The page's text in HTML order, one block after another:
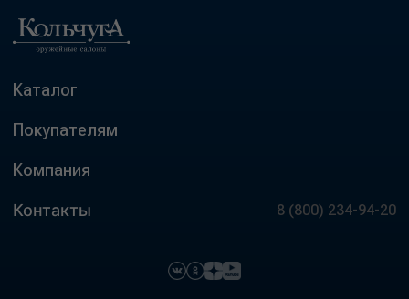
Каталог
Покупателям
Компания
Контакты 8 (800) 234-94-20